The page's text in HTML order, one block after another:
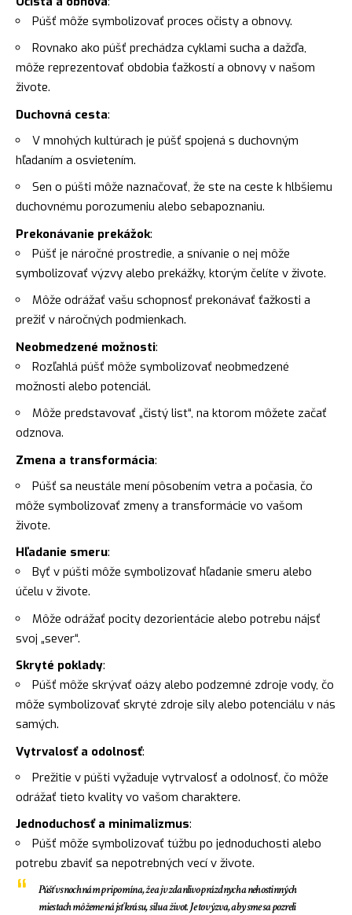
Púšť môže symbolizovať proces očisty a obnovy.
Rovnako ako púšť prechádza cyklami sucha a dažďa,
môže reprezentovať obdobia ťažkostí a obnovy v našom
živote.
Duchovná cesta:
V mnohých kultúrach je púšť spojená s duchovným
hľadaním a osvietením.
Sen o púšti môže naznačovať, že ste na ceste k hlbšiemu
duchovnému porozumeniu alebo sebapoznaniu.
Prekonávanie prekážok:
Púšť je náročné prostredie, a snívanie o nej môže
symbolizovať výzvy alebo prekážky, ktorým čelíte v živote.
Môže odrážať vašu schopnosť prekonávať ťažkosti a
prežiť v náročných podmienkach.
Neobmedzené možnosti:
Rozľahlá púšť môže symbolizovať neobmedzené
možnosti alebo potenciál.
Môže predstavovať „čistý list“, na ktorom môžete začať
odznova.
Zmena a transformácia:
Púšť sa neustále mení pôsobením vetra a počasia, čo
môže symbolizovať zmeny a transformácie vo vašom
živote.
Hľadanie smeru:
Byť v púšti môže symbolizovať hľadanie smeru alebo
účelu v živote.
Môže odrážať pocity dezorientácie alebo potrebu nájsť
svoj „sever“.
Skryté poklady:
Púšť môže skrývať oázy alebo podzemné zdroje vody, čo
môže symbolizovať skryté zdroje sily alebo potenciálu v nás
samých.
Vytrvalosť a odolnosť:
Prežitie v púšti vyžaduje vytrvalosť a odolnosť, čo môže
odrážať tieto kvality vo vašom charaktere.
Jednoduchosť a minimalizmus:
Púšť môže symbolizovať túžbu po jednoduchosti alebo
potrebu zbaviť sa nepotrebných vecí v živote.
Púšť v snoch nám pripomína, že aj v zdanlivo prázdnych a nehostinných
miestach môžeme nájsť krásu, silu a život. Je to výzva, aby sme sa pozreli